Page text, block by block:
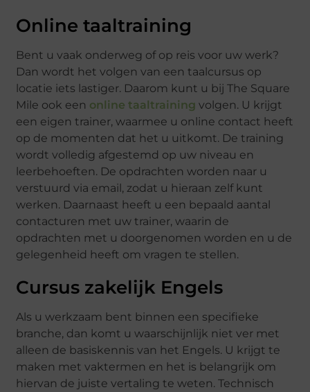
Online taaltraining
Bent u vaak onderweg of op reis voor uw werk?
Dan wordt het volgen van een taalcursus op
locatie iets lastiger. Daarom kunt u bij The Square
Mile ook een online taaltraining volgen. U krijgt
een eigen trainer, waarmee u online contact heeft
op de momenten dat het u uitkomt. De training
wordt volledig afgestemd op uw niveau en
leerbehoeften. De opdrachten worden naar u
verstuurd via email, zodat u hieraan zelf kunt
werken. Daarnaast heeft u een bepaald aantal
contacturen met uw trainer, waarin de
opdrachten met u doorgenomen worden en u de
gelegenheid heeft om vragen te stellen.
Cursus zakelijk Engels
Als u werkzaam bent binnen een specifieke
branche, dan komt u waarschijnlijk niet ver met
alleen de basiskennis van het Engels. U krijgt te
maken met vaktermen en het is belangrijk om
hiervan de juiste vertaling te weten. Technisch